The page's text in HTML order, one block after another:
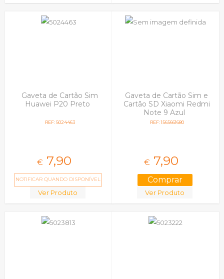
Gaveta de Cartão Sim
Huawei P20 Preto
REF: 5024463
€ 7,90
NOTIFICAR QUANDO DISPONÍVEL
Ver Produto
Gaveta de Cartão Sim e
Cartão SD Xiaomi Redmi
Note 9 Azul
REF: 1565661680
€ 7,90
Ver Produto